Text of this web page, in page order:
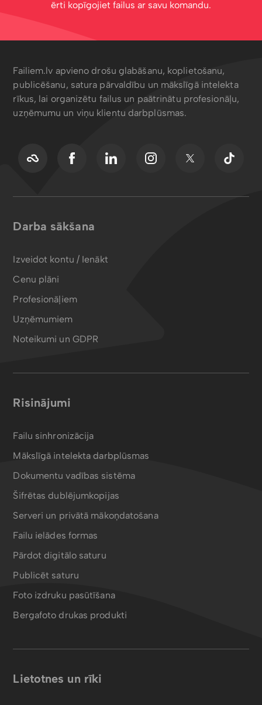
ērti kopīgojiet failus ar savu komandu.
Failiem.lv apvieno drošu glabāšanu, koplietošanu,
publicēšanu, satura pārvaldību un mākslīgā intelekta
rīkus, lai organizētu failus un paātrinātu profesionāļu,
uzņēmumu un viņu klientu darbplūsmas.
Darba sākšana
Izveidot kontu / Ienākt
Cenu plāni
Profesionāļiem
Uzņēmumiem
Noteikumi un GDPR
Risinājumi
Failu sinhronizācija
Mākslīgā intelekta darbplūsmas
Dokumentu vadības sistēma
Šifrētas dublējumkopijas
Serveri un privātā mākoņdatošana
Failu ielādes formas
Pārdot digitālo saturu
Publicēt saturu
Foto izdruku pasūtīšana
Bergafoto drukas produkti
Lietotnes un rīki